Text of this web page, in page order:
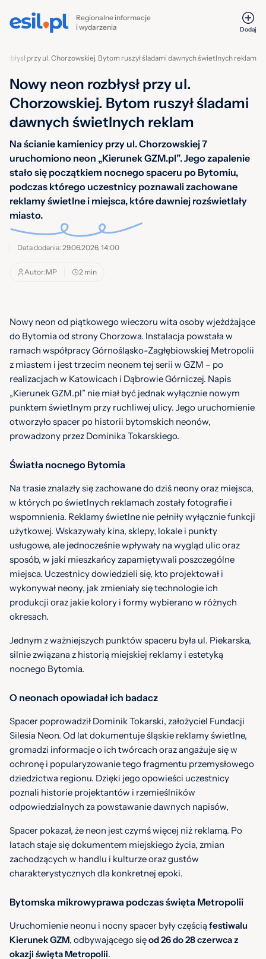
Regionalne informacje
i wydarzenia
Dodaj
przy ul. Chorzowskiej. Bytom ruszył śladami dawnych świetlnych reklam
Nowy neon rozbłysł przy ul.
Chorzowskiej. Bytom ruszył śladami
dawnych świetlnych reklam
Na ścianie kamienicy przy ul. Chorzowskiej 7
uruchomiono neon „Kierunek GZM.pl”. Jego zapalenie
stało się początkiem nocnego spaceru po Bytomiu,
podczas którego uczestnicy poznawali zachowane
reklamy świetlne i miejsca, które dawniej rozświetlały
miasto.
Data dodania: 29.06.2026, 14:00
Autor:MP 2 min
Źródło / autor zdjęcia: UM Bytom
Nowy neon od piątkowego wieczoru wita osoby wjeżdżające
do Bytomia od strony Chorzowa. Instalacja powstała w
ramach współpracy Górnośląsko-Zagłębiowskiej Metropolii
z miastem i jest trzecim neonem tej serii w GZM – po
realizacjach w Katowicach i Dąbrowie Górniczej. Napis
„Kierunek GZM.pl” nie miał być jednak wyłącznie nowym
punktem świetlnym przy ruchliwej ulicy. Jego uruchomienie
otworzyło spacer po historii bytomskich neonów,
prowadzony przez Dominika Tokarskiego.
Światła nocnego Bytomia
Na trasie znalazły się zachowane do dziś neony oraz miejsca,
w których po świetlnych reklamach zostały fotografie i
wspomnienia. Reklamy świetlne nie pełniły wyłącznie funkcji
użytkowej. Wskazywały kina, sklepy, lokale i punkty
usługowe, ale jednocześnie wpływały na wygląd ulic oraz
sposób, w jaki mieszkańcy zapamiętywali poszczególne
miejsca. Uczestnicy dowiedzieli się, kto projektował i
wykonywał neony, jak zmieniały się technologie ich
produkcji oraz jakie kolory i formy wybierano w różnych
okresach.
Jednym z ważniejszych punktów spaceru była ul. Piekarska,
silnie związana z historią miejskiej reklamy i estetyką
nocnego Bytomia.
O neonach opowiadał ich badacz
Spacer poprowadził Dominik Tokarski, założyciel Fundacji
Silesia Neon. Od lat dokumentuje śląskie reklamy świetlne,
gromadzi informacje o ich twórcach oraz angażuje się w
ochronę i popularyzowanie tego fragmentu przemysłowego
dziedzictwa regionu. Dzięki jego opowieści uczestnicy
poznali historie projektantów i rzemieślników
odpowiedzialnych za powstawanie dawnych napisów,
Spacer pokazał, że neon jest czymś więcej niż reklamą. Po
latach staje się dokumentem miejskiego życia, zmian
zachodzących w handlu i kulturze oraz gustów
charakterystycznych dla konkretnej epoki.
Bytomska mikrowyprawa podczas święta Metropolii
Uruchomienie neonu i nocny spacer były częścią festiwalu
Kierunek GZM, odbywającego sięod 26 do 28 czerwca z
okazji święta Metropolii.